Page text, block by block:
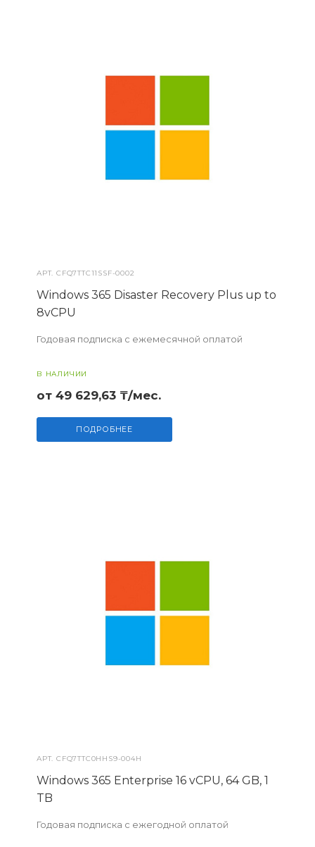
АРТ.CFQ7TTC11SSF-0002
Windows 365 Disaster Recovery Plus up to
8vCPU
Годовая подписка с ежемесячной оплатой
В НАЛИЧИИ
от 49 629,63 ₸/мес.
ПОДРОБНЕЕ
АРТ.CFQ7TTC0HHS9-004H
Windows 365 Enterprise 16 vCPU, 64 GB, 1
TB
Годовая подписка с ежегодной оплатой